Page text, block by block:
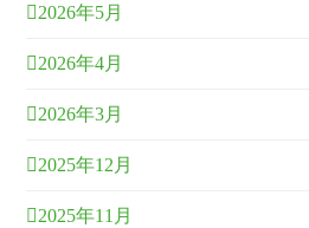
2026年5月
2026年4月
2026年3月
2025年12月
2025年11月